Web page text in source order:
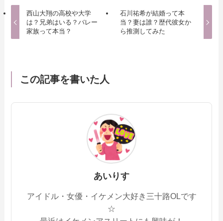
西山大翔の高校や大学
は？兄弟はいる？バレー
家族って本当？
石川祐希が結婚って本
当？妻は誰？歴代彼女か
ら推測してみた
この記事を書いた人
あいりす
アイドル・女優・イケメン大好き三十路OLです
☆